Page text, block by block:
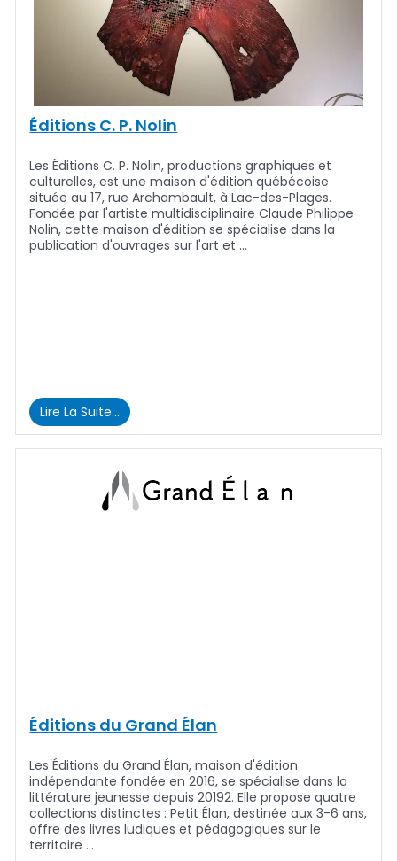
Éditions C. P. Nolin
Les Éditions C. P. Nolin, productions graphiques et
culturelles, est une maison d'édition québécoise
située au 17, rue Archambault, à Lac-des-Plages.
Fondée par l'artiste multidisciplinaire Claude Philippe
Nolin, cette maison d'édition se spécialise dans la
publication d'ouvrages sur l'art et …
Lire La Suite…
Éditions du Grand Élan
Les Éditions du Grand Élan, maison d'édition
indépendante fondée en 2016, se spécialise dans la
littérature jeunesse depuis 20192. Elle propose quatre
collections distinctes : Petit Élan, destinée aux 3-6 ans,
offre des livres ludiques et pédagogiques sur le
territoire …